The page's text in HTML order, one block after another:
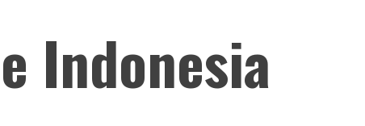
Indonesia